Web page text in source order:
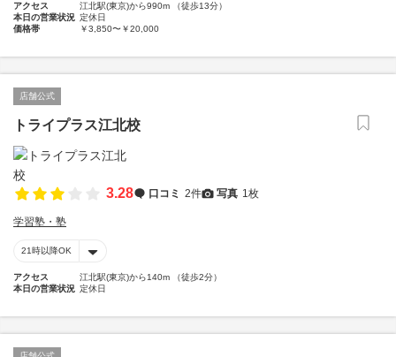
アクセス
江北駅(東京)から990m （徒歩13分）
本日の営業状況 定休日
価格帯
￥3,850〜￥20,000
店舗公式
トライプラス江北校
3.28 口コミ 2件 写真 1枚
学習塾・塾
21時以降OK
アクセス
江北駅(東京)から140m （徒歩2分）
本日の営業状況 定休日